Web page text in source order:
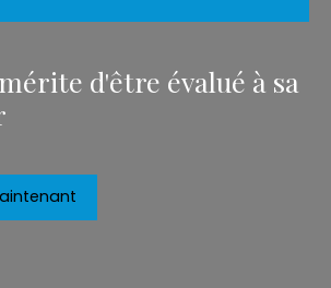
d'être évalué à sa